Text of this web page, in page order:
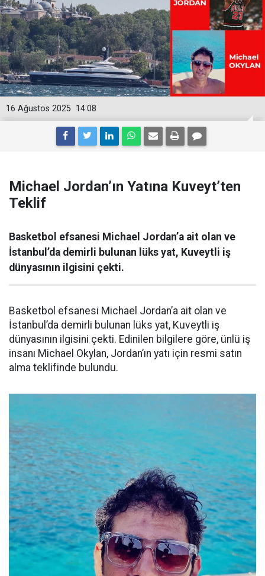
14:08
16 Ağustos 2025
Michael Jordan’ın Yatına Kuveyt’ten
Teklif
Basketbol efsanesi Michael Jordan’a ait olan ve
İstanbul’da demirli bulunan lüks yat, Kuveytli iş
dünyasının ilgisini çekti.
Basketbol efsanesi Michael Jordan’a ait olan ve
İstanbul’da demirli bulunan lüks yat, Kuveytli iş
dünyasının ilgisini çekti. Edinilen bilgilere göre, ünlü iş
insanı Michael Okylan, Jordan’ın yatı için resmi satın
alma teklifinde bulundu.